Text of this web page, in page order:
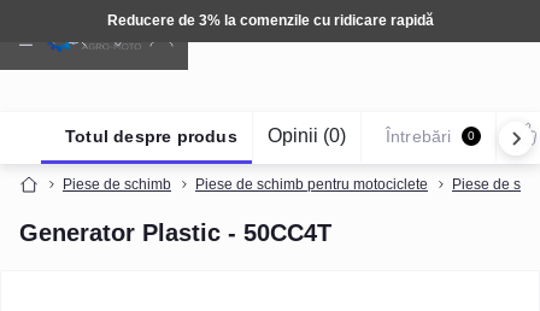
de 3% la comenzile cu ridicare rapidă
Piese de schimb Piese de schimb pentru motociclete Piese de
Generator Plastic - 50CC4T
Totul despre produs Opinii (0) Întrebări 0